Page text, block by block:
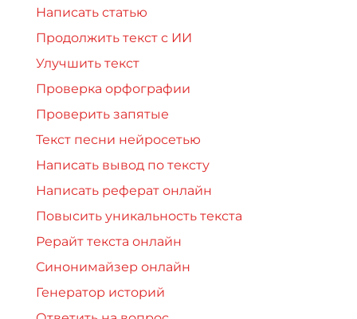
Написать статью
Продолжить текст с ИИ
Улучшить текст
Проверка орфографии
Проверить запятые
Текст песни нейросетью
Написать вывод по тексту
Написать реферат онлайн
Повысить уникальность текста
Рерайт текста онлайн
Синонимайзер онлайн
Генератор историй